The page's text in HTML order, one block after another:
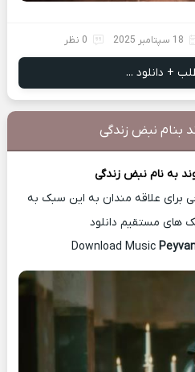
18 سپتامبر 2025 0 نظر
+ دانلود ...
بنام نبض زندگی
به نام نبض زندگی
برای علاقه مندان به این سبک به
های مستقیم دانلود